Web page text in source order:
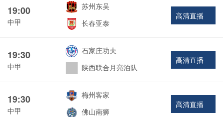
19:00
中甲
苏州东吴
长春亚泰
高清直播
19:30
中甲
石家庄功夫
陕西联合月亮泊队
高清直播
19:30
中甲
梅州客家
佛山南狮
高清直播